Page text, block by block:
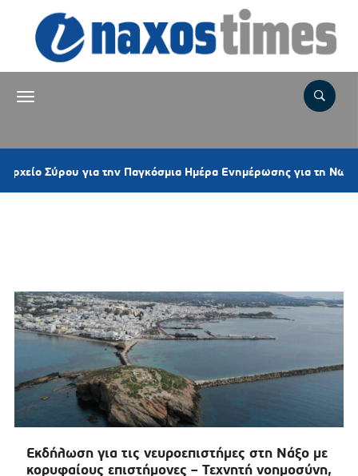
Σύρου για την Παγκόσμια Ημέρα Ενημέρωσης για τη Νωτιαία
Εκδήλωση για τις νευροεπιστήμες στη Νάξο με
κορυφαίους επιστήμονες – Τεχνητή νοημοσύνη,